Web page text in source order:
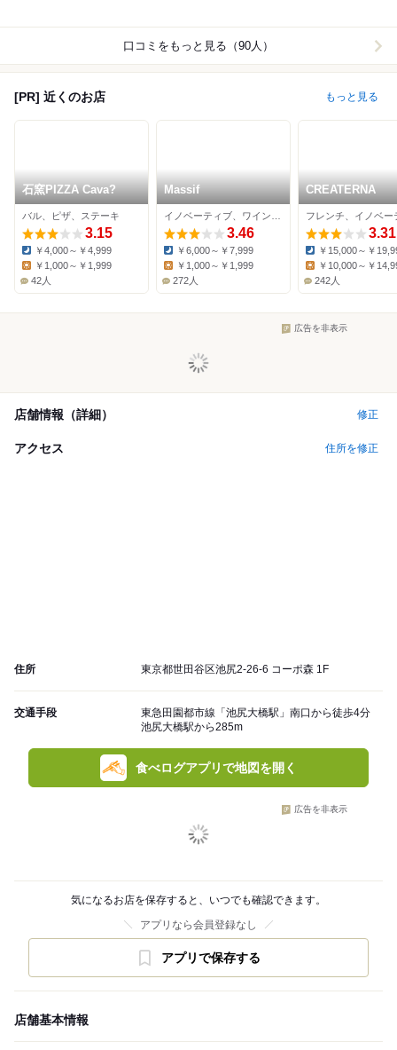
口コミをもっと見る（90人）
[PR] 近くのお店 もっと見る
石窯PIZZA Cava?
バル、ピザ、ステーキ
3.15
Dinner:
￥4,000～￥4,999
Lunch:
￥1,000～￥1,999
42人
Massif
3.46
Dinner:
￥6,000～￥7,999
￥1,000～￥1,999
272人
CREATERNA
3.31
Dinner:
￥15,000～￥
￥10,000～￥
242人
広告を非表示
店舗情報（詳細） 修正
アクセス 住所を修正
住所 東京都世田谷区池尻2-26-6 コーポ森 1F
交通手段
東急田園都市線「池尻大橋駅」南口から徒歩4分
池尻大橋駅から285m
食べログアプリで地図を開く
広告を非表示
気になるお店を保存すると、いつでも確認できます。
アプリなら会員登録なし
アプリで保存する
店舗基本情報